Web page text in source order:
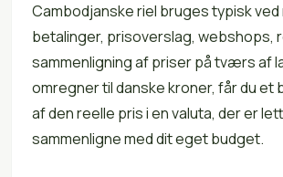
Cambodjanske riel bruges typisk ved
betalinger, prisoverslag, webshops,
sammenligning af priser på tværs af
omregner til danske kroner, får du et
af den reelle pris i en valuta, der er
sammenligne med dit eget budget.